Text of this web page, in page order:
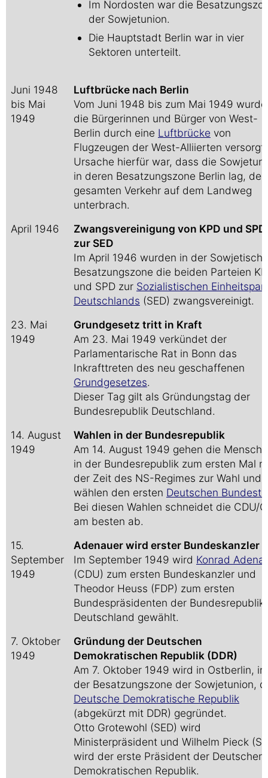
Im Nordosten war die
der Sowjetunion.
Die Hauptstadt Berlin war in vier
Sektoren unterteilt.
Juni 1948
bis Mai
1949
Luftbrücke nach Berlin
Vom Juni 1948 bis zum Mai 1949
die Bürgerinnen und Bürger von West-
Berlin durch eine Luftbrücke von
Flugzeugen der West-Alliierten versorgt.
Ursache hierfür war, dass die
in deren Besatzungszone Berlin lag, den
gesamten Verkehr auf dem Landweg
unterbrach.
April 1946
Zwangsvereinigung von KPD und SPD
zur SED
Im April 1946 wurden in der
Besatzungszone die beiden Parteien
und SPD zur Sozialistischen
Deutschlands (SED) zwangsvereinigt.
23. Mai
1949
Grundgesetz tritt in Kraft
Am 23. Mai 1949 verkündet der
Parlamentarische Rat in Bonn das
Inkrafttreten des neu geschaffenen
Grundgesetzes.
Dieser Tag gilt als Gründungstag der
Bundesrepublik Deutschland.
14. August
1949
Wahlen in der Bundesrepublik
Am 14. August 1949 gehen die
in der Bundesrepublik zum ersten Mal
der Zeit des NS-Regimes zur Wahl und
wählen den ersten Deutschen
Bei diesen Wahlen schneidet die CDU/
am besten ab.
15.
September
1949
Adenauer wird erster Bundeskanzler
Im September 1949 wird Konrad
(CDU) zum ersten Bundeskanzler und
Theodor Heuss (FDP) zum ersten
Bundespräsidenten der Bundesrepublik
Deutschland gewählt.
7. Oktober
1949
Gründung der Deutschen
Demokratischen Republik (DDR)
Am 7. Oktober 1949 wird in Ostberlin, in
der Besatzungszone der Sowjetunion,
Deutsche Demokratische Republik
(abgekürzt mit DDR) gegründet.
Otto Grotewohl (SED) wird
Ministerpräsident und Wilhelm Pieck
wird der erste Präsident der Deutschen
Demokratischen Republik.